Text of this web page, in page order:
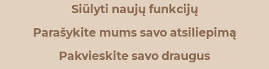
Siūlyti naujų funkcijų
Parašykite mums savo atsiliepimą
Pakvieskite savo draugus